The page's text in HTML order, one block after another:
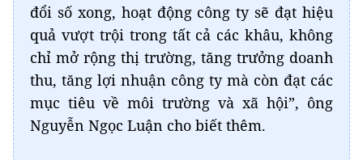
đổi số xong, hoạt động công ty sẽ đạt hiệu
quả vượt trội trong tất cả các khâu, không
chỉ mở rộng thị trường, tăng trưởng doanh
thu, tăng lợi nhuận công ty mà còn đạt các
mục tiêu về môi trường và xã hội”, ông
Nguyễn Ngọc Luận cho biết thêm.